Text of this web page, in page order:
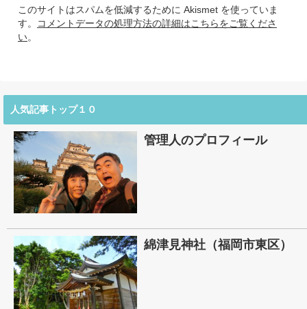
このサイトはスパムを低減するために Akismet を使っていま
す。
コメントデータの処理方法の詳細はこちらをご覧くださ
い。
人気記事トップ１０
管理人のプロフィール
綿津見神社（福岡市東区）